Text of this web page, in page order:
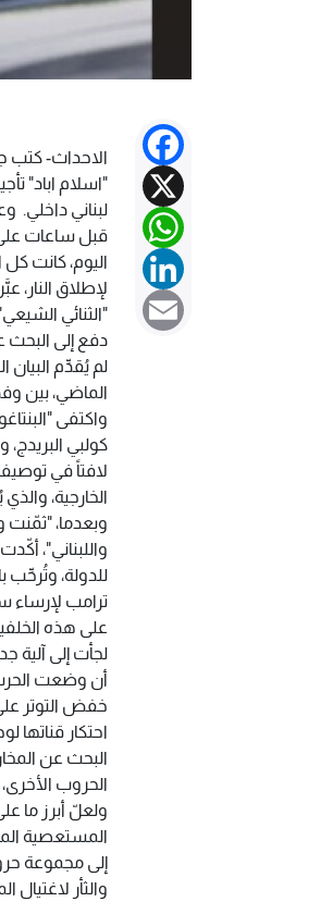
Facebook
X
WhatsApp
LinkedIn
Email
الاحداث- كتب
"اسلام اباد"
لبناني داخلي.
قبل ساعات على
اليوم، كانت
لإطلاق النار،
"الثنائي
دفع إلى البحث
لم يُقدِّم البيان
الماضي، بين
واكتفى
كولبي
لافتاً في
الخارجية،
وبعدما، "ثمّنت
واللبناني"،
للدولة، وتُرحِّب
ترامب لإرساء
على هذه
لجأت إلى آلية
أن وضعت الحرب
خفض التوتر
احتكار قناتها
البحث عن
الحروب
ولعلّ أبرز ما
المستعصية
إلى مجموعة
والثأر لاغتيال